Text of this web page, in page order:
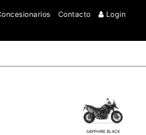
Contacto Login
SAPPHIRE BLACK